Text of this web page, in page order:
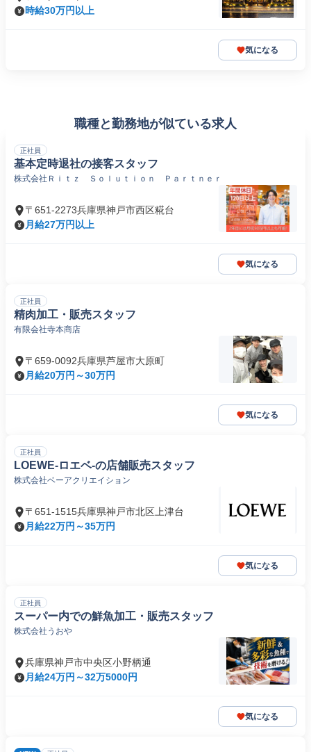
時給30万円以上
気になる
職種と勤務地が似ている求人
正社員
基本定時退社の接客スタッフ
株式会社Ｒｉｔｚ Ｓｏｌｕｔｉｏｎ Ｐａｒｔｎｅｒ
〒651-2273兵庫県神戸市西区糀台
月給27万円以上
気になる
正社員
精肉加工・販売スタッフ
有限会社寺本商店
〒659-0092兵庫県芦屋市大原町
月給20万円～30万円
気になる
正社員
LOEWE-ロエベ-の店舗販売スタッフ
株式会社ベーアクリエイション
〒651-1515兵庫県神戸市北区上津台
月給22万円～35万円
気になる
正社員
スーパー内での鮮魚加工・販売スタッフ
株式会社うおや
兵庫県神戸市中央区小野柄通
月給24万円～32万5000円
気になる